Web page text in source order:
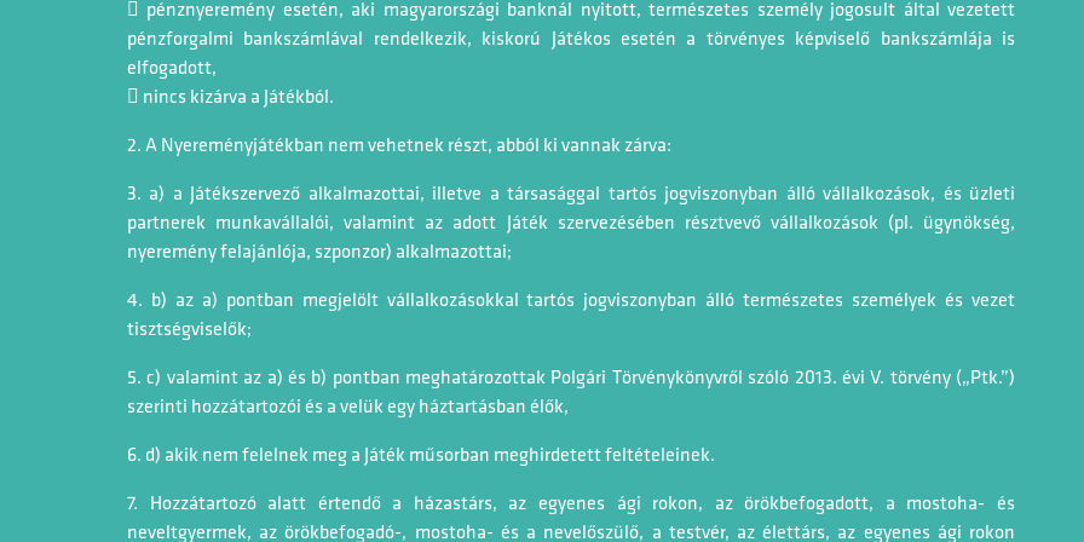
 pénznyeremény esetén, aki magyarországi banknál nyitott, természetes személy jogosult által vezetett
pénzforgalmi bankszámlával rendelkezik, kiskorú Játékos esetén a törvényes képviselő bankszámlája is
elfogadott,
 nincs kizárva a Játékból.
2. A Nyereményjátékban nem vehetnek részt, abból ki vannak zárva:
3. a) a Játékszervező alkalmazottai, illetve a társasággal tartós jogviszonyban álló vállalkozások, és üzleti
partnerek munkavállalói, valamint az adott Játék szervezésében résztvevő vállalkozások (pl. ügynökség,
nyeremény felajánlója, szponzor) alkalmazottai;
4. b) az a) pontban megjelölt vállalkozásokkal tartós jogviszonyban álló természetes személyek és vezet
tisztségviselők;
5. c) valamint az a) és b) pontban meghatározottak Polgári Törvénykönyvről szóló 2013. évi V. törvény („Ptk.”)
szerinti hozzátartozói és a velük egy háztartásban élők,
6. d) akik nem felelnek meg a Játék műsorban meghirdetett feltételeinek.
7. Hozzátartozó alatt értendő a házastárs, az egyenes ági rokon, az örökbefogadott, a mostoha- és
neveltgyermek, az örökbefogadó-, mostoha- és a nevelőszülő, a testvér, az élettárs, az egyenes ági rokon